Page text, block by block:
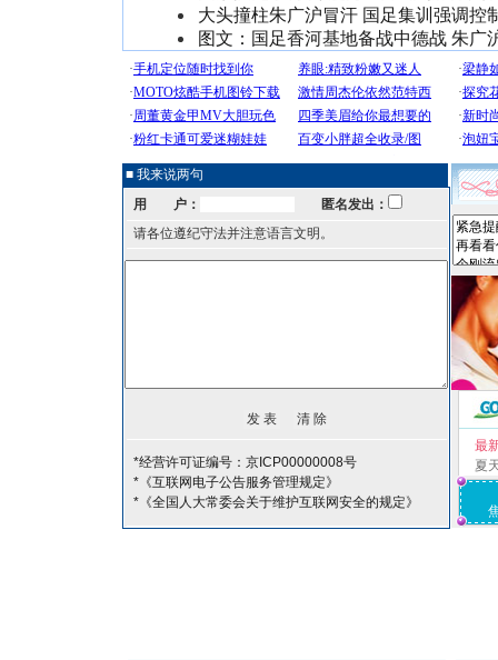
大头撞柱朱广沪冒汗 国足集训强调控
图文：国足香河基地备战中德战 朱广
■ 我来说两句
用 户：
匿名发出：
请各位遵纪守法并注意语言文明。
*经营许可证编号：京ICP00000008号
*《互联网电子公告服务管理规定》
*《全国人大常委会关于维护互联网安全的规定》
最
夏